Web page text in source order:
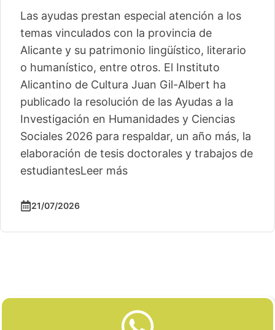
Las ayudas prestan especial atención a los
temas vinculados con la provincia de
Alicante y su patrimonio lingüístico, literario
o humanístico, entre otros. El Instituto
Alicantino de Cultura Juan Gil-Albert ha
publicado la resolución de las Ayudas a la
Investigación en Humanidades y Ciencias
Sociales 2026 para respaldar, un año más, la
elaboración de tesis doctorales y trabajos de
estudiantesLeer más
21/07/2026